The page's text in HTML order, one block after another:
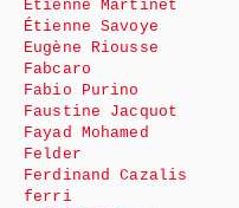
Etienne Martinet
Étienne Savoye
Eugène Riousse
Fabcaro
Fabio Purino
Faustine Jacquot
Fayad Mohamed
Felder
Ferdinand Cazalis
ferri